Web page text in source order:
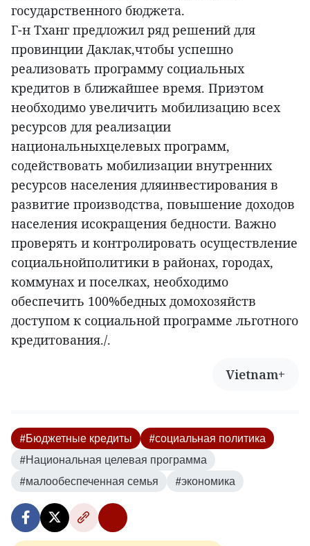
государственного бюджета.
Г-н Тханг предложил ряд решений для
провинции Даклак,чтобы успешно
реализовать программу социальных
кредитов в ближайшее время. Приэтом
необходимо увеличить мобилизацию всех
ресурсов для реализации
национальныхцелевых программ,
содействовать мобилизации внутренних
ресурсов населения дляинвестирования в
развитие производства, повышение доходов
населения исокращения бедности. Важно
проверять и контролировать осуществление
социальнойполитики в районах, городах,
коммунах и поселках, необходимо
обеспечить 100%бедных домохозяйств
доступом к социальной программе льготного
кредитования./.
Vietnam+
#Бюджетные кредиты
#социальная политика
#Национальная целевая программа
#малообеспеченная семья
#экономика